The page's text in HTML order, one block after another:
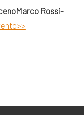
Marco Rossi-